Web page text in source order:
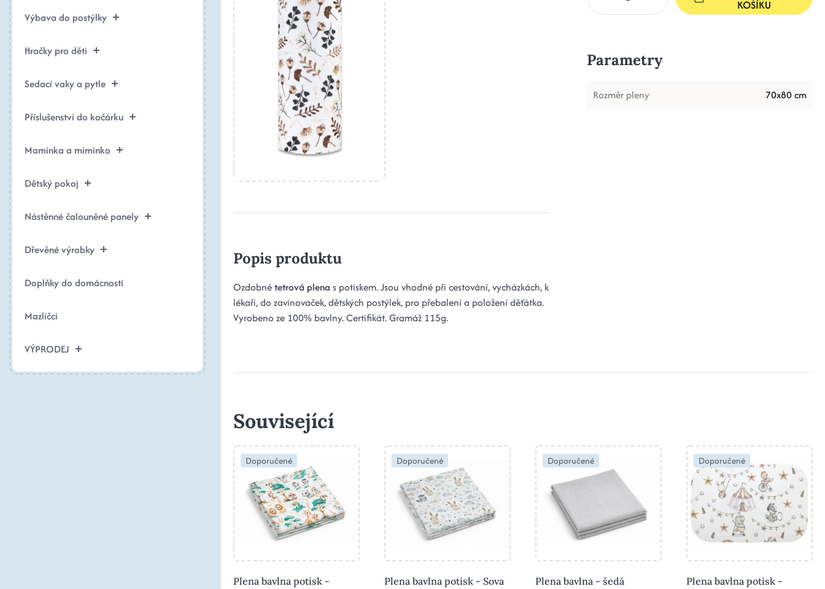
Výbava do postýlky
Hračky pro děti
Sedací vaky a pytle
Příslušenství do kočárku
Maminka a miminko
Dětský pokoj
Nástěnné čalouněné panely
Dřevěné výrobky
Doplňky do domácnosti
Mazlíčci
VÝPRODEJ
Popis produktu
Ozdobnétetrová plena s potiskem. Jsou vhodné při cestování, vycházkách, k
lékaři, do zavinovaček, dětských postýlek, pro přebalení a položení děťátka.
Vyrobeno ze 100% bavlny. Certifikát. Gramáž 115g.
KOŠÍKU
Parametry
Rozměr pleny 70x80 cm
Související
Doporučené
Plena bavlna potisk -
Doporučené
Plena bavlna potisk - Sova
Doporučené
Plena bavlna - šedá
Doporučené
Plena bavlna potisk -